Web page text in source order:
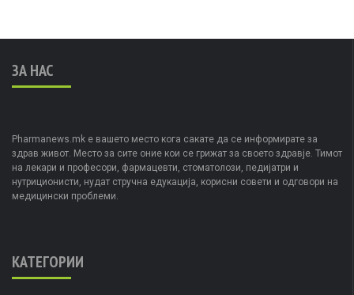
ЗА НАС
Pharmanews.mk е вашето место кога сакате да се информирате за
здрав живот. Место за сите оние кои се грижат за своето здравје. Тимот
на лекари и професори, фармацевти, стоматолози, педијатри и
нутриционисти, нудат стручна едукација, корисни совети и одговори на
медицински проблеми.
КАТЕГОРИИ